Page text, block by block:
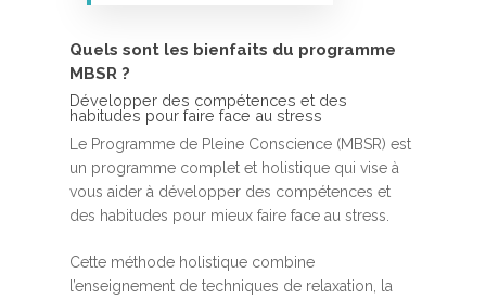
Quels sont les bienfaits du programme
MBSR ?
Développer des compétences et des
habitudes pour faire face au stress
Le Programme de Pleine Conscience (MBSR) est
un programme complet et holistique qui vise à
vous aider à développer des compétences et
des habitudes pour mieux faire face au stress.
Cette méthode holistique combine
l’enseignement de techniques de relaxation, la